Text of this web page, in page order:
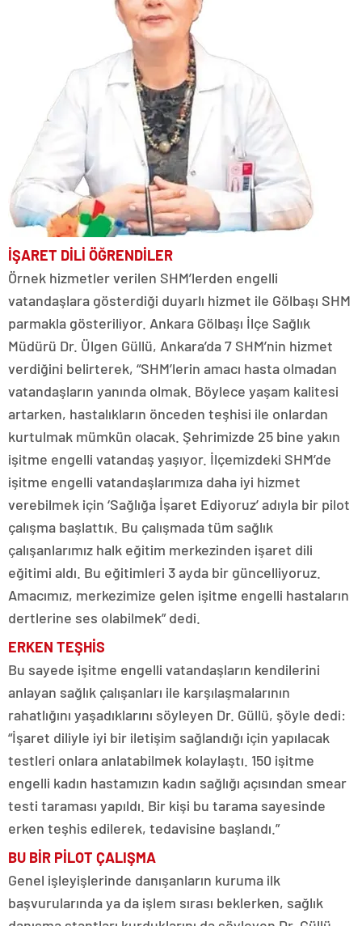
İŞARET DİLİ ÖĞRENDİLER
Örnek hizmetler verilen SHM’lerden engelli
vatandaşlara gösterdiği duyarlı hizmet ile Gölbaşı SHM
parmakla gösteriliyor. Ankara Gölbaşı İlçe Sağlık
Müdürü Dr. Ülgen Güllü, Ankara’da 7 SHM’nin hizmet
verdiğini belirterek, “SHM’lerin amacı hasta olmadan
vatandaşların yanında olmak. Böylece yaşam kalitesi
artarken, hastalıkların önceden teşhisi ile onlardan
kurtulmak mümkün olacak. Şehrimizde 25 bine yakın
işitme engelli vatandaş yaşıyor. İlçemizdeki SHM’de
işitme engelli vatandaşlarımıza daha iyi hizmet
verebilmek için ‘Sağlığa İşaret Ediyoruz’ adıyla bir pilot
çalışma başlattık. Bu çalışmada tüm sağlık
çalışanlarımız halk eğitim merkezinden işaret dili
eğitimi aldı. Bu eğitimleri 3 ayda bir güncelliyoruz.
Amacımız, merkezimize gelen işitme engelli hastaların
dertlerine ses olabilmek” dedi.
ERKEN TEŞHİS
Bu sayede işitme engelli vatandaşların kendilerini
anlayan sağlık çalışanları ile karşılaşmalarının
rahatlığını yaşadıklarını söyleyen Dr. Güllü, şöyle dedi:
“İşaret diliyle iyi bir iletişim sağlandığı için yapılacak
testleri onlara anlatabilmek kolaylaştı. 150 işitme
engelli kadın hastamızın kadın sağlığı açısından smear
testi taraması yapıldı. Bir kişi bu tarama sayesinde
erken teşhis edilerek, tedavisine başlandı.”
BU BİR PİLOT ÇALIŞMA
Genel işleyişlerinde danışanların kuruma ilk
başvurularında ya da işlem sırası beklerken, sağlık